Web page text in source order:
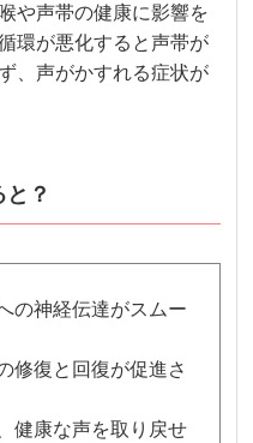
や声帯の健康に影響を
環が悪化すると声帯が
、声がかすれる症状が
？
の神経伝達がスムー
修復と回復が促進さ
健康な声を取り戻せ